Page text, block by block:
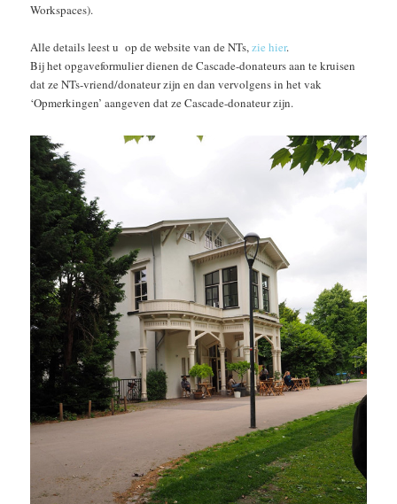
Workspaces).
Alle details leest u op de website van de NTs,zie hier.
Bij het opgaveformulier dienen de Cascade-donateurs aan te kruisen
dat ze NTs-vriend/donateur zijn en dan vervolgens in het vak
‘Opmerkingen’ aangeven dat ze Cascade-donateur zijn.